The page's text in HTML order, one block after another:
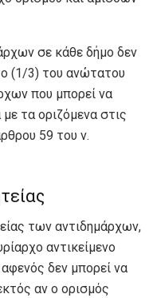
σε κάθε δήμο δεν
(1/3) του ανώτατου
που μπορεί να
τα οριζόμενα στις
59 του ν.
των αντιδημάρχων,
αντικείμενο
δεν μπορεί να
αν ο ορισμός